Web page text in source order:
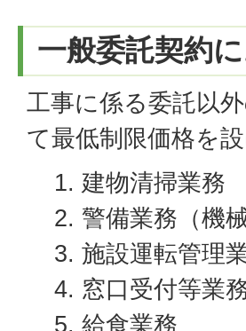
一般委託契約
工事に係る委託以
て最低制限価格を
建物清掃業務
警備業務（機
施設運転管理
窓口受付等業
給食業務